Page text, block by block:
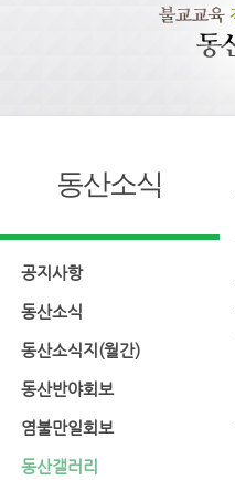
동산소식
공지사항
동산소식
동산소식지(월간)
동산반야회보
염불만일회보
동산갤러리